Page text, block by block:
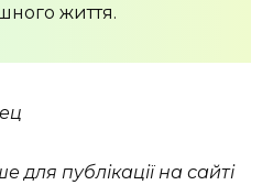
життя.
публікації на сайті